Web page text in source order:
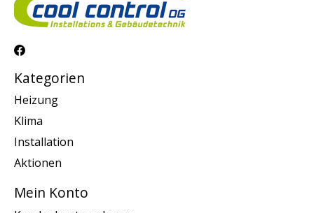
Kategorien
Heizung
Klima
Installation
Aktionen
Mein Konto